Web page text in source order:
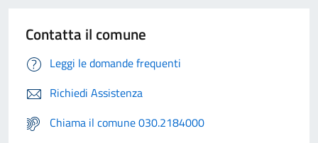
Contatta il comune
Leggi le domande frequenti
Richiedi Assistenza
Chiama il comune 030.2184000